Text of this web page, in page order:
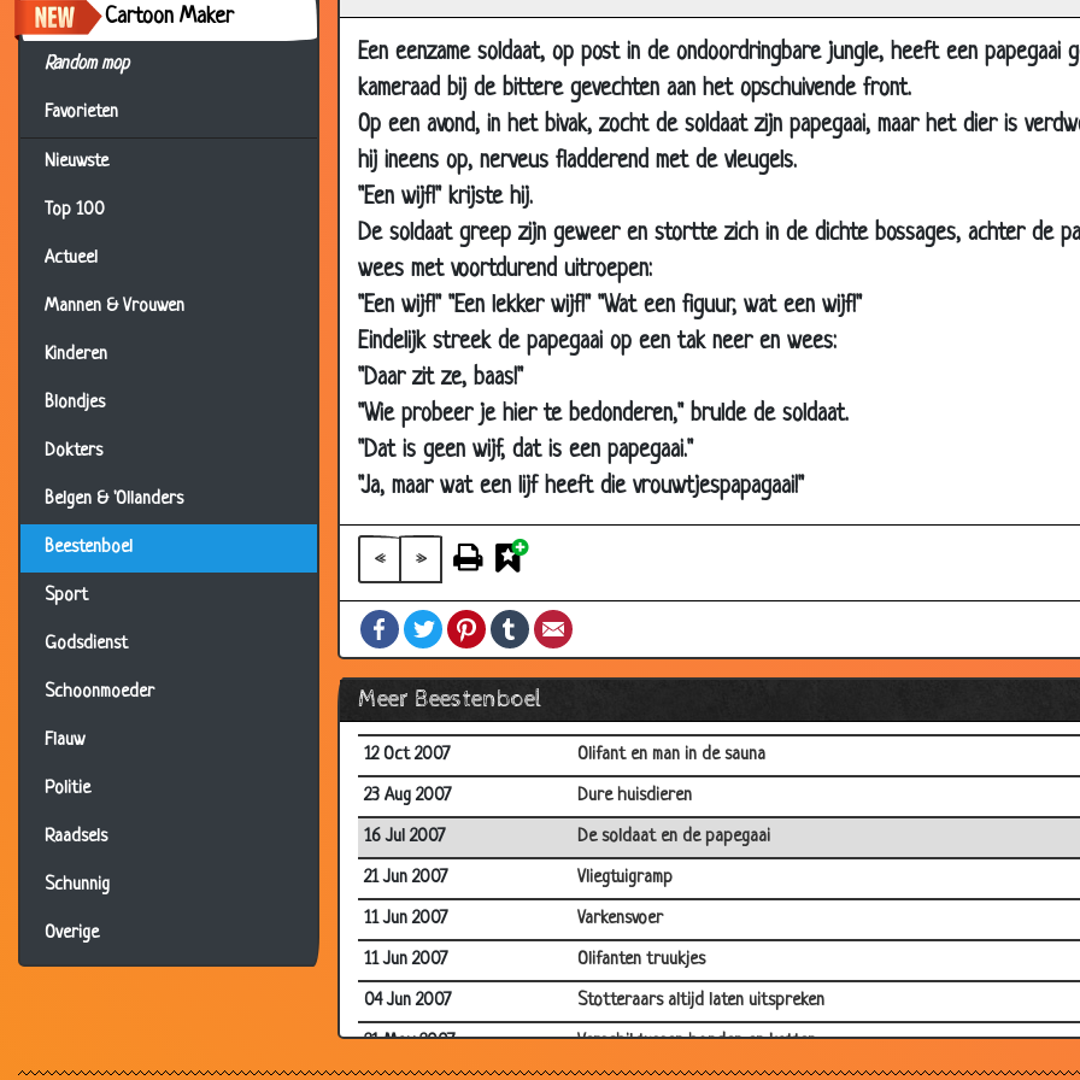
Cartoon Maker
Random mop
Favorieten
Nieuwste
Top 100
Actueel
Mannen & Vrouwen
Kinderen
Blondjes
Dokters
Belgen & 'Ollanders
Beestenboel
Sport
Godsdienst
Schoonmoeder
Flauw
Politie
Raadsels
Schunnig
Overige
Een eenzame soldaat, op post in de ondoordringbare jungle, heeft een papegaai
kameraad bij de bittere gevechten aan het opschuivende front.
Op een avond, in het bivak, zocht de soldaat zijn papegaai, maar het dier is
hij ineens op, nerveus fladderend met de vleugels.
"Een wijf!" krijste hij.
De soldaat greep zijn geweer en stortte zich in de dichte bossages, achter de
wees met voortdurend uitroepen:
"Een wijf!" "Een lekker wijf!" "Wat een figuur, wat een wijf!"
Eindelijk streek de papegaai op een tak neer en wees:
"Daar zit ze, baas!"
"Wie probeer je hier te bedonderen," brulde de soldaat.
"Dat is geen wijf, dat is een papegaai."
"Ja, maar wat een lijf heeft die vrouwtjespapagaai!"
« »
FacebookTwitterPinterestTumblr
Meer Beestenboel
28 Apr 2008
Unieke jachthond
28 Apr 2008
IJsbeer
05 Apr 2008
Zo'n onschuldig hondje
31 Mar 2008
Stomme hond
15 Mar 2008
25 Feb 2008
Depressie
25 Feb 2008
Lege eieren
25 Feb 2008
Dure papegaaien
11 Feb 2008
Papegaaitje kopen
04 Feb 2008
14 Jan 2008
Het varkentje
14 Jan 2008
Uit Nijmegen
08 Nov 2007
19 Oct 2007
18 Oct 2007
Oversteken
12 Oct 2007
Olifant en man in de sauna
23 Aug 2007
Dure huisdieren
16 Jul 2007
De soldaat en de papegaai
21 Jun 2007
Vliegtuigramp
11 Jun 2007
Varkensvoer
11 Jun 2007
Olifanten truukjes
04 Jun 2007
Stotteraars altijd laten uitspreken
21 May 2007
Verschil tussen honden en katten